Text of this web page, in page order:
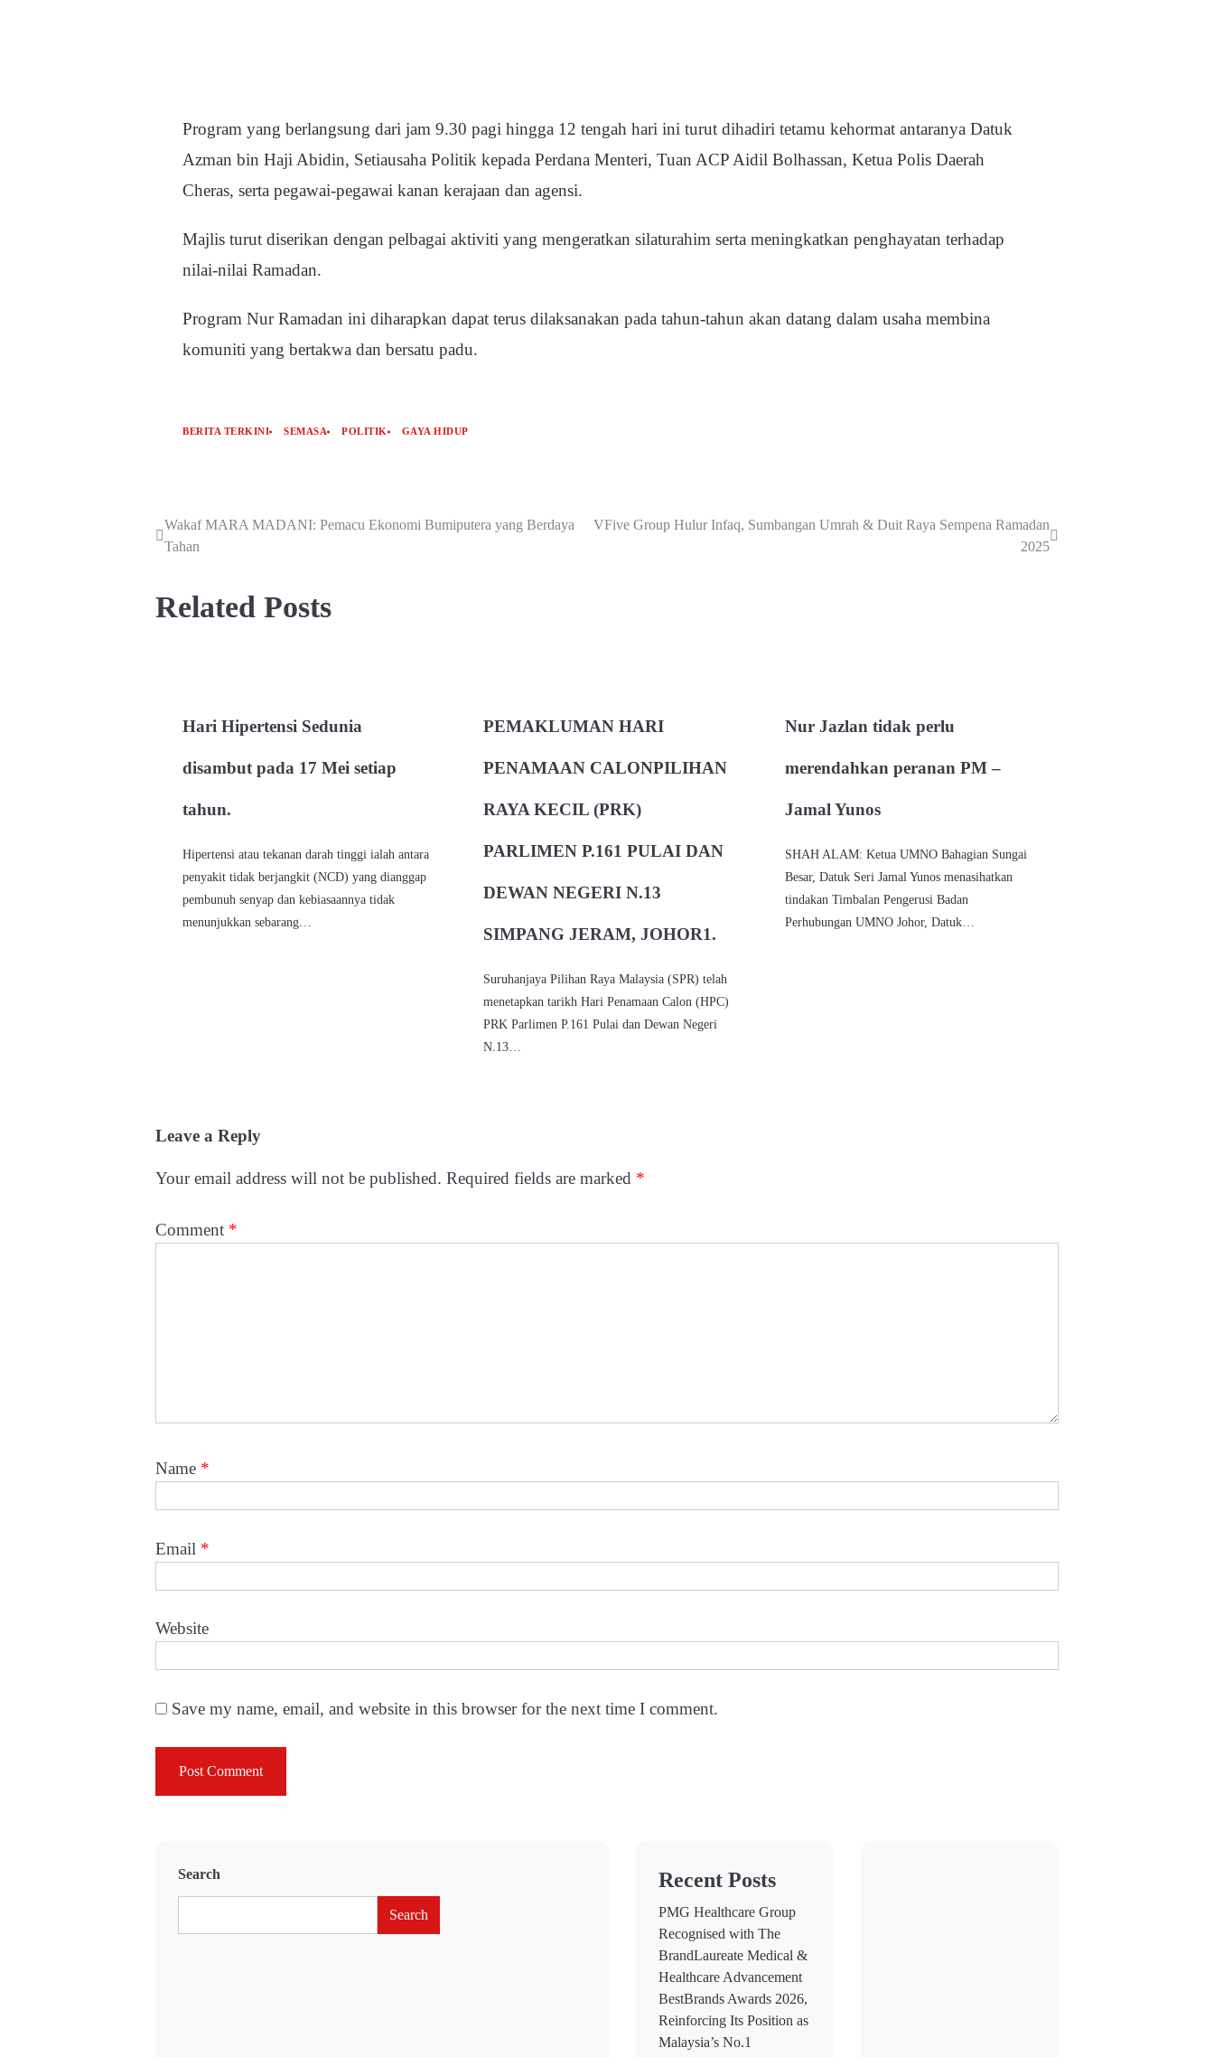
Program yang berlangsung dari jam 9.30 pagi hingga 12 tengah hari ini turut dihadiri tetamu kehormat antaranya Datuk
Azman bin Haji Abidin, Setiausaha Politik kepada Perdana Menteri, Tuan ACP Aidil Bolhassan, Ketua Polis Daerah
Cheras, serta pegawai-pegawai kanan kerajaan dan agensi.
Majlis turut diserikan dengan pelbagai aktiviti yang mengeratkan silaturahim serta meningkatkan penghayatan terhadap
nilai-nilai Ramadan.
Program Nur Ramadan ini diharapkan dapat terus dilaksanakan pada tahun-tahun akan datang dalam usaha membina
komuniti yang bertakwa dan bersatu padu.
BERITA TERKINI SEMASA POLITIK GAYA HIDUP
Wakaf MARA MADANI: Pemacu Ekonomi Bumiputera yang Berdaya
Tahan
VFive Group Hulur Infaq, Sumbangan Umrah & Duit Raya Sempena Ramadan
2025
Related Posts
Hari Hipertensi Sedunia
disambut pada 17 Mei setiap
tahun.
Hipertensi atau tekanan darah tinggi ialah antara
penyakit tidak berjangkit (NCD) yang dianggap
pembunuh senyap dan kebiasaannya tidak
menunjukkan sebarang…
PEMAKLUMAN HARI
PENAMAAN CALONPILIHAN
RAYA KECIL (PRK)
PARLIMEN P.161 PULAI DAN
DEWAN NEGERI N.13
SIMPANG JERAM, JOHOR1.
Suruhanjaya Pilihan Raya Malaysia (SPR) telah
menetapkan tarikh Hari Penamaan Calon (HPC)
PRK Parlimen P.161 Pulai dan Dewan Negeri
N.13…
Nur Jazlan tidak perlu
merendahkan peranan PM –
Jamal Yunos
SHAH ALAM: Ketua UMNO Bahagian Sungai
Besar, Datuk Seri Jamal Yunos menasihatkan
tindakan Timbalan Pengerusi Badan
Perhubungan UMNO Johor, Datuk…
Leave a Reply
Your email address will not be published. Required fields are marked *
Comment *
Name *
Email *
Website
Save my name, email, and website in this browser for the next time I comment.
Search
Search
Recent Posts
PMG Healthcare Group
Recognised with The
BrandLaureate Medical &
Healthcare Advancement
BestBrands Awards 2026,
Reinforcing Its Position as
Malaysia’s No.1